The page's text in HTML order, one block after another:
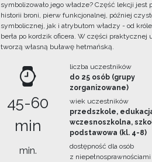
symbolizowało jego władze? Część lekcji jest
historii broni, pierw funkcjonalnej, później
symbolicznej, jak i atrybutom władzy - od
berła po kordzik oficera. W części praktycznej
tworzą własną buławę hetmańską.
45-60
min
min.
liczba uczestników
do 25 osób (grupy
zorganizowane)
wiek uczestników
przedszkole,
wczesnoszkolna,
podstawowa (kl. 4-8)
dostępność dla osób
z niepełnosprawnościami